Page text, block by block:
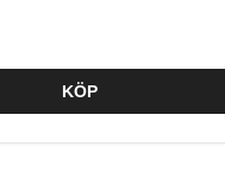
KÖP